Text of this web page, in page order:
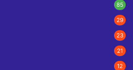
85
29
23
21
12